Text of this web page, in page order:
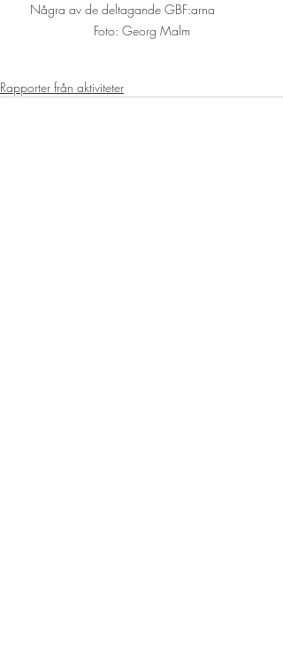
Några av de deltagande GBF:arna
Foto: Georg Malm
Rapporter från aktiviteter